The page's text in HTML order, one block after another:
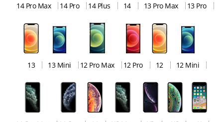
14 Pro Max 14 Pro 14 Plus 14 13 Pro Max 13 Pro
13 13 Mini 12 Pro Max 12 Pro 12 12 Mini